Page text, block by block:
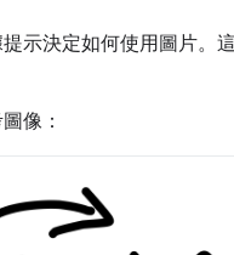
示決定如何使用圖片。
像：